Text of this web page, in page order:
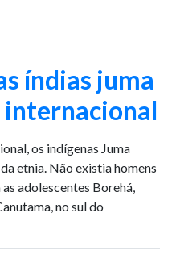
índias juma
os indígenas Juma
etnia. Não existia homens
adolescentes Borehá,
no sul do